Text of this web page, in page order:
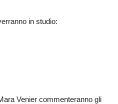
in studio:
Venier commenteranno gli